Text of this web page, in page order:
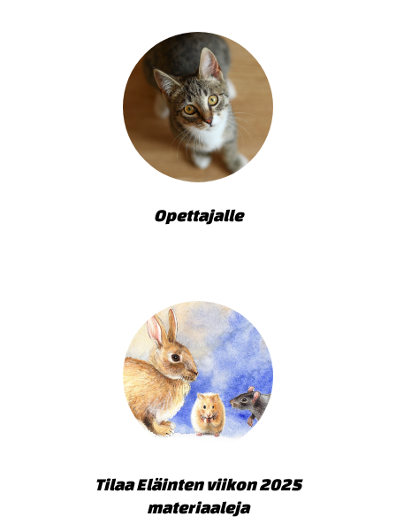
Opettajalle
Tilaa Eläinten viikon 2025
materiaaleja